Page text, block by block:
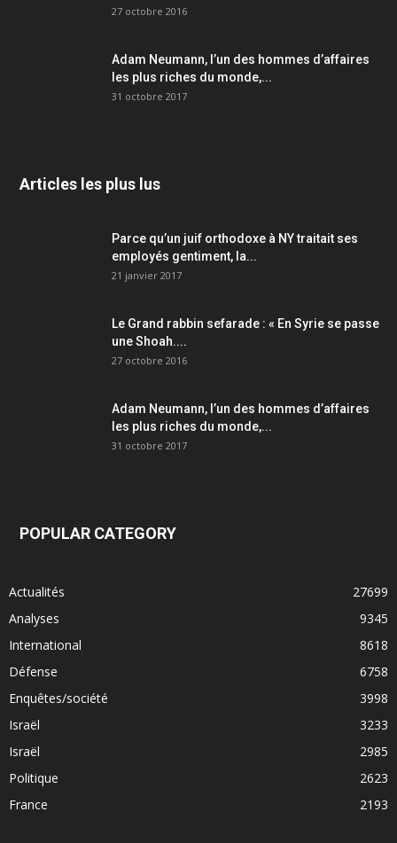
27 octobre 2016
Adam Neumann, l’un des hommes d’affaires
les plus riches du monde,...
31 octobre 2017
Articles les plus lus
Parce qu’un juif orthodoxe à NY traitait ses
employés gentiment, la...
21 janvier 2017
Le Grand rabbin sefarade : « En Syrie se passe
une Shoah....
27 octobre 2016
Adam Neumann, l’un des hommes d’affaires
les plus riches du monde,...
31 octobre 2017
POPULAR CATEGORY
Actualités
27699
Analyses
9345
International
8618
Défense
6758
Enquêtes/société
3998
Israël
3233
Israël
2985
Politique
2623
France
2193